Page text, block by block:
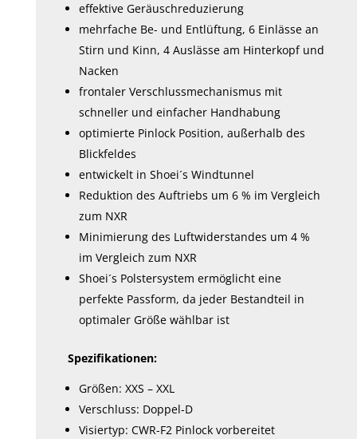
effektive Geräuschreduzierung
mehrfache Be- und Entlüftung, 6 Einlässe an
Stirn und Kinn, 4 Auslässe am Hinterkopf und
Nacken
frontaler Verschlussmechanismus mit
schneller und einfacher Handhabung
optimierte Pinlock Position, außerhalb des
Blickfeldes
entwickelt in Shoei´s Windtunnel
Reduktion des Auftriebs um 6 % im Vergleich
zum NXR
Minimierung des Luftwiderstandes um 4 %
im Vergleich zum NXR
Shoei´s Polstersystem ermöglicht eine
perfekte Passform, da jeder Bestandteil in
optimaler Größe wählbar ist
Spezifikationen:
Größen: XXS – XXL
Verschluss: Doppel-D
Visiertyp: CWR-F2 Pinlock vorbereitet